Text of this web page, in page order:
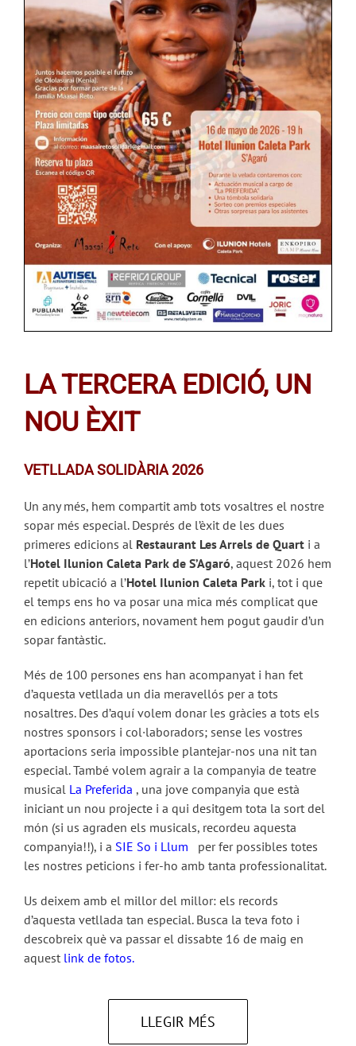
LA TERCERA EDICIÓ, UN
NOU ÈXIT
VETLLADA SOLIDÀRIA 2026
Un any més, hem compartit amb tots vosaltres el nostre
sopar més especial. Després de l’èxit de les dues
primeres edicions al Restaurant Les Arrels de Quarti a
l’Hotel Ilunion Caleta Park de S’Agaró, aquest 2026 hem
repetit ubicació a l’Hotel Ilunion Caleta Parki, tot i que
el temps ens ho va posar una mica més complicat que
en edicions anteriors, novament hem pogut gaudir d’un
sopar fantàstic.
Més de 100 persones ens han acompanyat i han fet
d’aquesta vetllada un dia meravellós per a tots
nosaltres. Des d’aquí volem donar les gràcies a tots els
nostres sponsors i col·laboradors; sense les vostres
aportacions seria impossible plantejar-nos una nit tan
especial. També volem agrair a la companyia de teatre
musical La Preferida , una jove companyia que està
iniciant un nou projecte i a qui desitgem tota la sort del
món (si us agraden els musicals, recordeu aquesta
companyia!!), i a SIE So i Llum
per fer possibles totes
les nostres peticions i fer-ho amb tanta professionalitat.
Us deixem amb el millor del millor: els records
d’aquesta vetllada tan especial. Busca la teva foto i
descobreix què va passar el dissabte 16 de maig en
aquest link de fotos.
LLEGIR MÉS